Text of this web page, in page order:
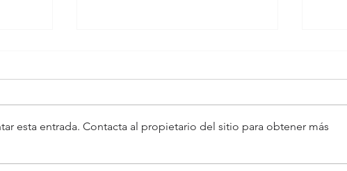
esta entrada. Contacta al propietario del sitio para obtener más